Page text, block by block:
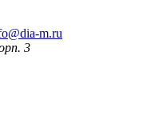
m.ru
3